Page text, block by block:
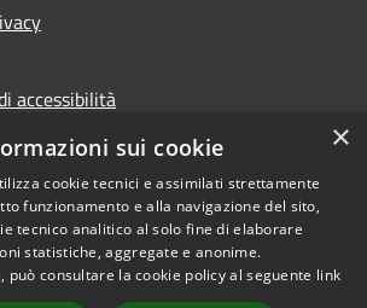
accessibilità
Copyright © 2026 • Città di
Lamezia Terme • Powered by
×
sui cookie
cookie tecnici e assimilati strettamente
funzionamento e alla navigazione del sito,
tecnico analitico al solo fine di elaborare
statistiche, aggregate e anonime.
può consultare la cookie policy al seguente link